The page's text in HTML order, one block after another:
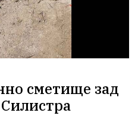
сметище зад